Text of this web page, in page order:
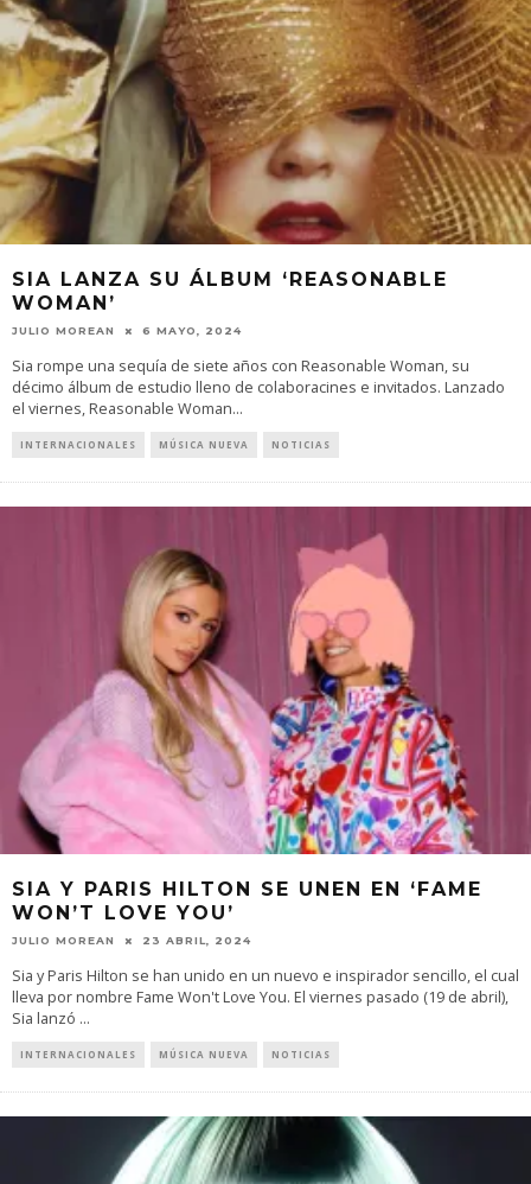
SIA LANZA SU ÁLBUM ‘REASONABLE
WOMAN’
JULIO MOREAN 6 MAYO, 2024
Sia rompe una sequía de siete años con Reasonable Woman, su
décimo álbum de estudio lleno de colaboracines e invitados. Lanzado
el viernes, Reasonable Woman...
INTERNACIONALES MÚSICA NUEVA NOTICIAS
SIA Y PARIS HILTON SE UNEN EN ‘FAME
WON’T LOVE YOU’
JULIO MOREAN 23 ABRIL, 2024
Sia y Paris Hilton se han unido en un nuevo e inspirador sencillo, el cual
lleva por nombre Fame Won't Love You. El viernes pasado (19 de abril),
Sia lanzó ...
INTERNACIONALES MÚSICA NUEVA NOTICIAS